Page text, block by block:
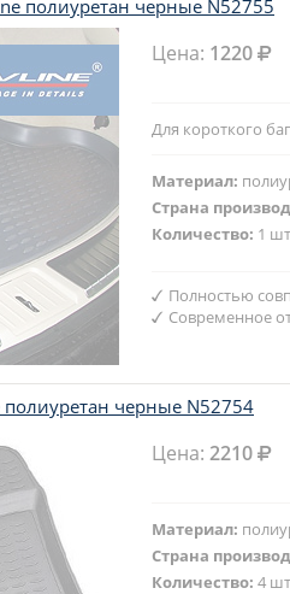
полиуретан черные N52755
Цена: 1220
Для короткого
Материал:
Страна
Количество: 1
Полностью
Современное
черные N52754
Цена:2210
Материал:
Страна
Количество:4